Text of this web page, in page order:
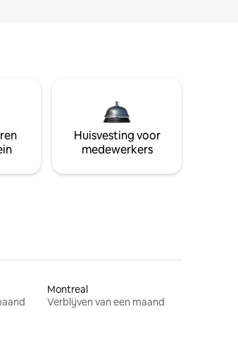
Huisvesting voor
medewerkers
Montreal
Verblijven van een maand